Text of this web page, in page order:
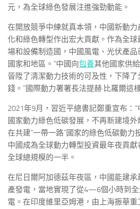
元，為全球綠色發展注進強勁動能。
在開放競爭中練就真本領，中國新動
化和綠色轉型作出宏大貢獻。作為全
場和設備制造國，中國風電、光伏產品
國家和地區。“中國向包養其他國家供
晉陞了清潔動力技術的可及性，下降
錢。”國際動力署署長法提赫·比羅爾這
2021年9月，習近平總書記鄭重宣布：
國家動力綠色低碳發展，不再新建境外
在共建“一帶一路”國家的綠色低碳動力
中國成為全球動力轉型投資最年夜貢獻
全球總規模的一半。
在尼日爾阿加德茲年夜區，中國能建
產發電，當地實現了從4—6個小時到
電。在印度維里亞姆港，由上海振華